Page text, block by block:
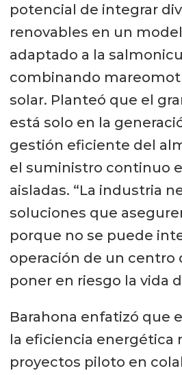
potencial de integrar
renovables en un
adaptado a la
combinando
solar. Planteó que el
está solo en la
gestión eficiente del
el suministro continuo
aisladas. “La industria
soluciones que
porque no se puede
operación de un centro
poner en riesgo la vida
Barahona enfatizó que
la eficiencia energética
proyectos piloto en